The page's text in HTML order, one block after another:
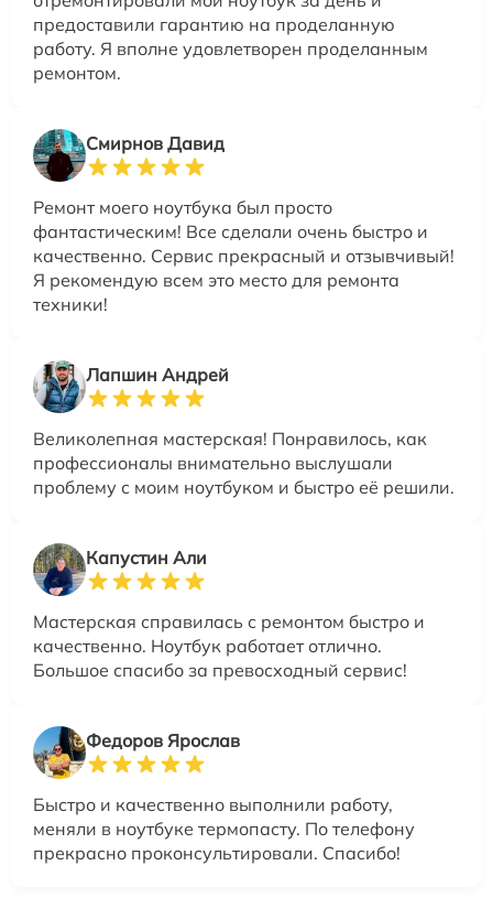
предоставили гарантию на проделанную
работу. Я вполне удовлетворен проделанным
ремонтом.
Смирнов Давид
Ремонт моего ноутбука был просто
фантастическим! Все сделали очень быстро и
качественно. Сервис прекрасный и отзывчивый!
Я рекомендую всем это место для ремонта
техники!
Лапшин Андрей
Великолепная мастерская! Понравилось, как
профессионалы внимательно выслушали
проблему с моим ноутбуком и быстро её решили.
Капустин Али
Мастерская справилась с ремонтом быстро и
качественно. Ноутбук работает отлично.
Большое спасибо за превосходный сервис!
Федоров Ярослав
Быстро и качественно выполнили работу,
меняли в ноутбуке термопасту. По телефону
прекрасно проконсультировали. Спасибо!